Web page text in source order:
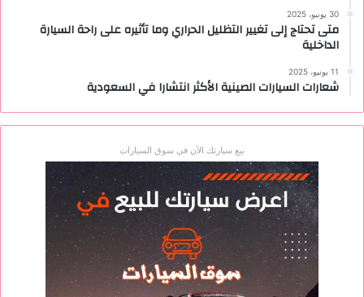
30 يونيو، 2025
متى تحتاج إلى تغيير التظليل الحراري وما تأثيره على راحة السيارة
الداخلية
11 يونيو، 2025
شعارات السيارات الصينية الأكثر انتشارا في السعودية
بيع سيارتك الآن في سوق السيارات